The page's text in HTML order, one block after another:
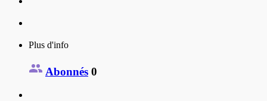
Plus d'info
Abonnés 0